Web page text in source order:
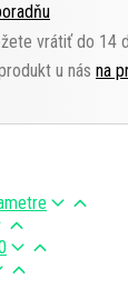
vrátiť do 14
u nás na